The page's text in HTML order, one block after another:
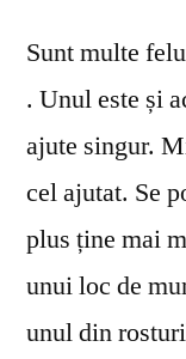
Sunt multe
. Unul este și
ajute singur.
cel ajutat. Se
plus ține mai
unui loc de
unul din